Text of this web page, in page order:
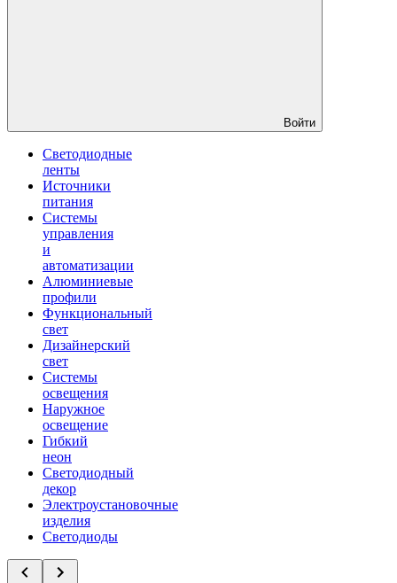
Войти
Светодиодные
ленты
Источники
питания
Системы
управления
и
автоматизации
Алюминиевые
профили
Функциональный
свет
Дизайнерский
свет
Системы
освещения
Наружное
освещение
Гибкий
неон
Светодиодный
декор
Электроустановочные
изделия
Светодиоды